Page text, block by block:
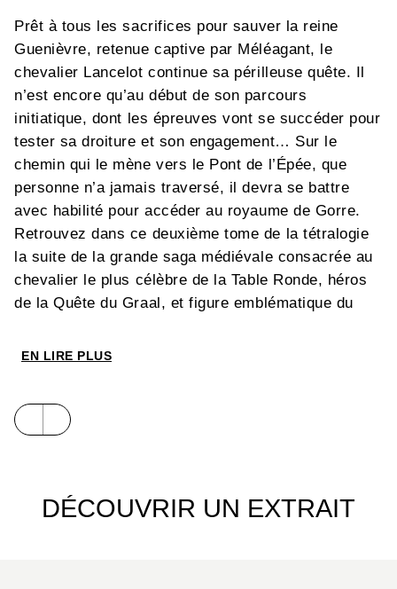
Prêt à tous les sacrifices pour sauver la reine
Guenièvre, retenue captive par Méléagant, le
chevalier Lancelot continue sa périlleuse quête. Il
n’est encore qu’au début de son parcours
initiatique, dont les épreuves vont se succéder pour
tester sa droiture et son engagement… Sur le
chemin qui le mène vers le Pont de l’Épée, que
personne n’a jamais traversé, il devra se battre
avec habilité pour accéder au royaume de Gorre.
Retrouvez dans ce deuxième tome de la tétralogie
la suite de la grande saga médiévale consacrée au
chevalier le plus célèbre de la Table Ronde, héros
de la Quête du Graal, et figure emblématique du
EN LIRE PLUS
DÉCOUVRIR UN EXTRAIT